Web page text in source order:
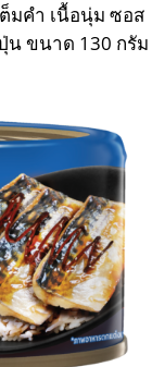
มคำ เนื้อนุ่ม ซอส
ขนาด 130 กรัม